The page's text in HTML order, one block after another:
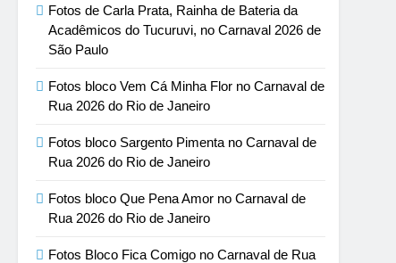
Fotos de Carla Prata, Rainha de Bateria da
Acadêmicos do Tucuruvi, no Carnaval 2026 de
São Paulo
Fotos bloco Vem Cá Minha Flor no Carnaval de
Rua 2026 do Rio de Janeiro
Fotos bloco Sargento Pimenta no Carnaval de
Rua 2026 do Rio de Janeiro
Fotos bloco Que Pena Amor no Carnaval de
Rua 2026 do Rio de Janeiro
Fotos Bloco Fica Comigo no Carnaval de Rua